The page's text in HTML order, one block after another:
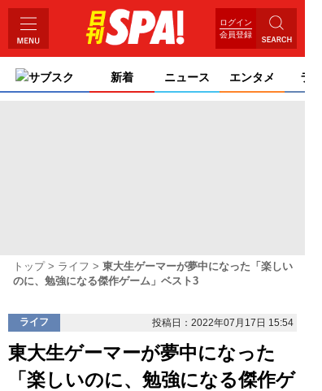
ログイン
会員登録
サブスク 新着 ニュース エンタメ ライ
トップ ライフ
東大生ゲーマーが夢中になった「楽しい
のに、勉強になる傑作ゲーム」ベスト3
ライフ 投稿日：2022年07月17日 15:54
東大生ゲーマーが夢中になった
「楽しいのに、勉強になる傑作ゲ